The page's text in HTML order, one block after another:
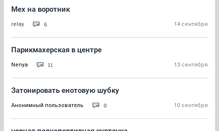
Мех на воротник
relay 6 14 сентября
Парикмахерская в центре
Nenya 11 13 сентября
Затонировать енотовую шубку
Анонимный пользователь 0 10 сентября